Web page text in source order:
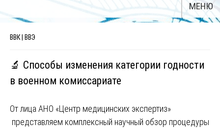
МЕНЮ
ВВК | ВВЭ
🔬 Способы изменения категории годности
в военном комиссариате
От лица АНО «Центр медицинских экспертиз»
представляем комплексный научный обзор процедуры